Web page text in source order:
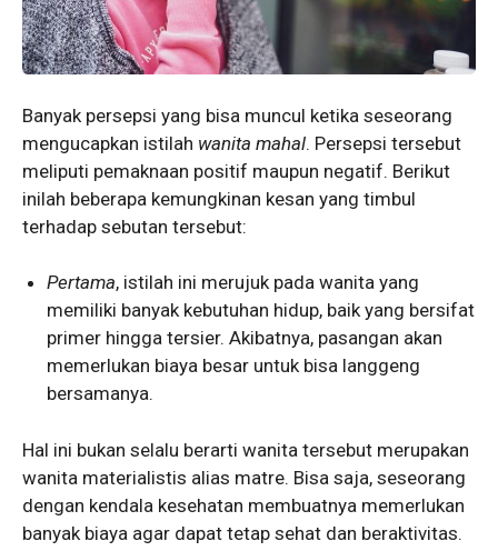
Banyak persepsi yang bisa muncul ketika seseorang
mengucapkan istilah wanita mahal. Persepsi tersebut
meliputi pemaknaan positif maupun negatif. Berikut
inilah beberapa kemungkinan kesan yang timbul
terhadap sebutan tersebut:
Pertama, istilah ini merujuk pada wanita yang
memiliki banyak kebutuhan hidup, baik yang bersifat
primer hingga tersier. Akibatnya, pasangan akan
memerlukan biaya besar untuk bisa langgeng
bersamanya.
Hal ini bukan selalu berarti wanita tersebut merupakan
wanita materialistis alias matre. Bisa saja, seseorang
dengan kendala kesehatan membuatnya memerlukan
banyak biaya agar dapat tetap sehat dan beraktivitas.